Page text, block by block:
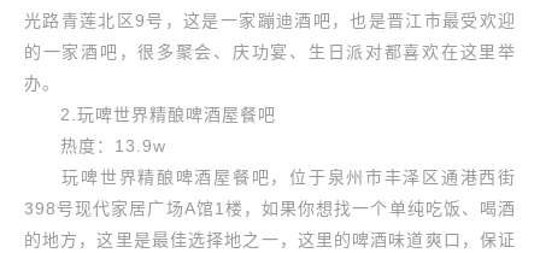
光路青莲北区9号，这是一家蹦迪酒吧，也是晋江市最受欢迎
的一家酒吧，很多聚会、庆功宴、生日派对都喜欢在这里举
办。
2.玩啤世界精酿啤酒屋餐吧
热度：13.9w
玩啤世界精酿啤酒屋餐吧，位于泉州市丰泽区通港西街
398号现代家居广场A馆1楼，如果你想找一个单纯吃饭、喝酒
的地方，这里是最佳选择地之一，这里的啤酒味道爽口，保证